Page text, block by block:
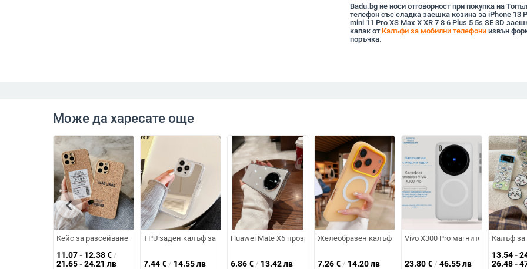
Badu.bg не носи отговорност при покупка на
телефон със сладка заешка козина за iPhone 13
mini 11 Pro XS Max X XR 7 8 6 Plus 5 5s SE 3D
капак от Калъфи за мобилни телефониизвън
поръчка.
Може да харесате още
Кейс за разсейване на топлината за iPhone с дървена ламперия; течен TPU + PC; удароустойчив, устойчив на износ, анти-
11.07 - 12.38€ /
21.65 - 24.21 лв
TPU заден калъф за iPhone 14, защита срещу падане, японско/южнокорейски стил
7.44€ / 14.55 лв
Huawei Mate X6 прозрачен калъф, ултра тънък матов твърд корпус, защита за
6.86€ / 13.42 лв
Желеобразен калъф с магнитно прилепване за iPhone 17
7.26€ / 14.20 лв
Vivo X300 Pro магнитен матов
23.80€ / 46.55 лв
Калъф за
13.54 -
26.48 -
chevron_left